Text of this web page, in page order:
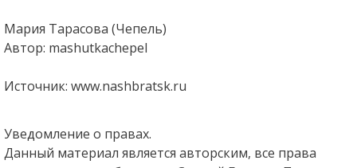
Мария Тарасова (Чепель)
Автор: mashutkachepel
Источник: www.nashbratsk.ru
Уведомление о правах.
Данный материал является авторским, все права